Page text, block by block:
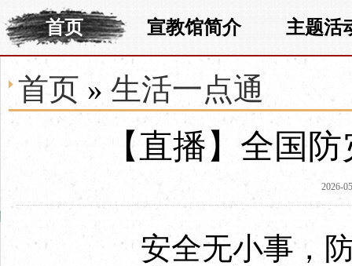
首页 宣教馆简介 主题活
首页 » 生活一点通
【直播】全国
2026-
安全无小事，防